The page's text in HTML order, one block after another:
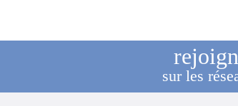
sur les